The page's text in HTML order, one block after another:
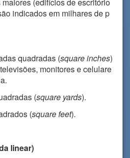
indicados em milhares de p
quadradas (square inches)
monitores e celulare
(square yards).
(square feet).
linear)